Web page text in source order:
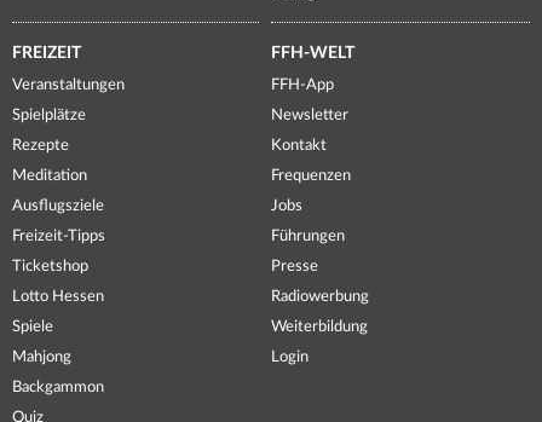
FREIZEIT
Veranstaltungen
Spielplätze
Rezepte
Meditation
Ausflugsziele
Freizeit-Tipps
Ticketshop
Lotto Hessen
Spiele
Mahjong
Backgammon
Quiz
FFH-WELT
FFH-App
Newsletter
Kontakt
Frequenzen
Jobs
Führungen
Presse
Radiowerbung
Weiterbildung
Login